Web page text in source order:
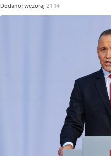
Dodano: wczoraj 21:14